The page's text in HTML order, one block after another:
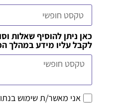
כאן ניתן להוסיף שאלות
לקבל עליו מידע במהלך
אני מאשר/ת שימוש